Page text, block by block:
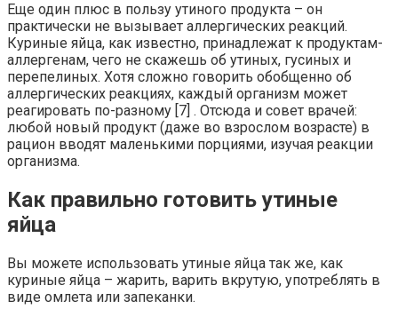
Еще один плюс в пользу утиного продукта – он
практически не вызывает аллергических реакций.
Куриные яйца, как известно, принадлежат к продуктам-
аллергенам, чего не скажешь об утиных, гусиных и
перепелиных. Хотя сложно говорить обобщенно об
аллергических реакциях, каждый организм может
реагировать по-разному [7] . Отсюда и совет врачей:
любой новый продукт (даже во взрослом возрасте) в
рацион вводят маленькими порциями, изучая реакции
организма.
Как правильно готовить утиные
яйца
Вы можете использовать утиные яйца так же, как
куриные яйца – жарить, варить вкрутую, употреблять в
виде омлета или запеканки.